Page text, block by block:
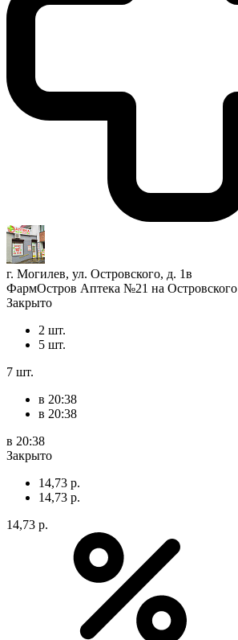
г. Могилев, ул. Островского, д. 1в
ФармОстров Аптека №21 на Островского
Закрыто
2 шт.
5 шт.
7 шт.
в 20:38
в 20:38
в 20:38
Закрыто
14,73 р.
14,73 р.
14,73 р.